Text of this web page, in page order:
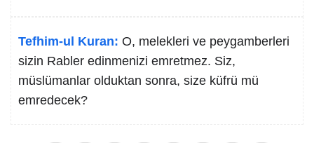
Tefhim-ul Kuran: O, melekleri ve peygamberleri
sizin Rabler edinmenizi emretmez. Siz,
müslümanlar olduktan sonra, size küfrü mü
emredecek?